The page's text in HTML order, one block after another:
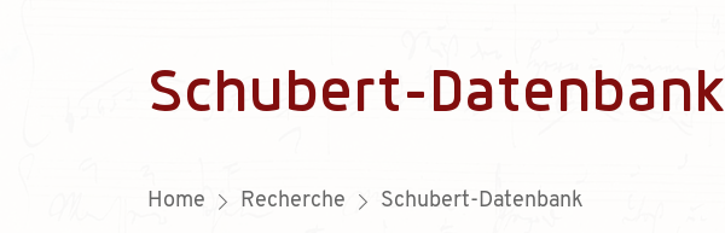
Schubert-Datenbank
Home Recherche Schubert-Datenbank